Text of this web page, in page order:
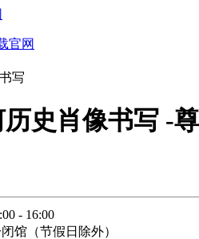
官网
写
史肖像书写 -
- 16:00
馆（节假日除外）